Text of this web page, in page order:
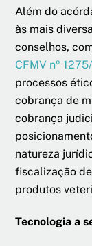
Além do
às mais
conselhos,
CFMV nº
processos
cobrança de
cobrança
natureza
fiscalização
produtos
Tecnologia a